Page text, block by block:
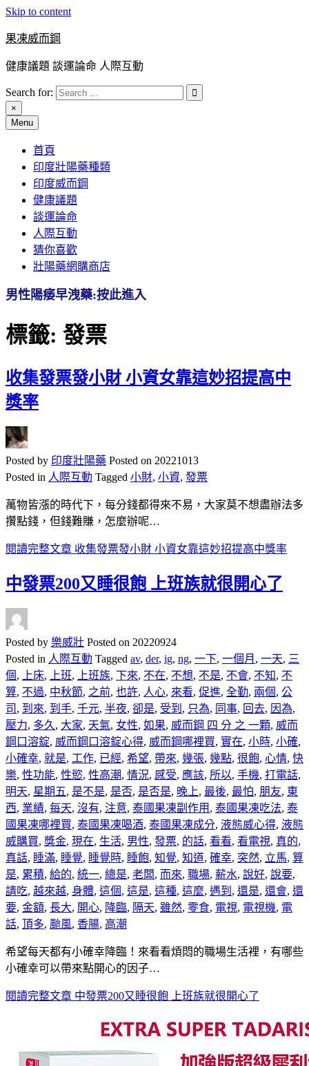
Skip to content
果凍威而鋼
健康議題 談運論命 人際互動
Search for:
×
Menu
首頁
印度壯陽藥種類
印度威而鋼
健康議題
談運論命
人際互動
猜你喜歡
壯陽藥網購商店
男性陽痿早洩藥:按此進入
標籤: 發票
收集發票發小財 小資女靠這妙招提高中
獎率
Posted by 印度壯陽藥 Posted on 20221013
Posted in 人際互動 Tagged 小財, 小資, 發票
萬物皆漲的時代下，每分錢都得來不易，大家莫不想盡辦法多
攢點錢，但錢難賺，怎麼辦呢…
閱讀完整文章 收集發票發小財 小資女靠這妙招提高中獎率
中發票200又睡很飽 上班族就很開心了
Posted by 樂威壯 Posted on 20220924
Posted in 人際互動 Tagged av, der, ig, ng, 一下, 一個月 , 一天, 三
個, 上床, 上班, 上班族, 下來, 不在, 不想, 不是, 不會, 不知, 不
算, 不過, 中秋節, 之前, 也許, 人心, 來看, 促進, 全勤, 兩個, 公
司 , 到來, 到手, 千元, 半夜, 卻是, 受到 , 只為, 同事, 回去, 因為,
壓力, 多久 , 大家, 天氣, 女性, 如果, 威而鋼 四 分 之 一顆, 威而
鋼口溶錠, 威而鋼口溶錠心得, 威而鋼哪裡買, 實在, 小時, 小確,
小確幸, 就是, 工作, 已經, 希望, 帶來, 幾張, 幾點, 很飽, 心情, 快
樂, 性功能, 性慾, 性高潮, 情況, 感受, 應該, 所以, 手機, 打電話,
明天, 星期五, 是不是, 是否, 是否是, 晚上, 最後, 最怕, 朋友, 東
西, 業績, 每天, 沒有, 注意, 泰國果凍副作用 , 泰國果凍吃法, 泰
國果凍哪裡買, 泰國果凍喝酒, 泰國果凍成分, 液態威心得, 液態
威購買, 獎金, 現在, 生活, 男性, 發票, 的話, 看看, 看電視, 真的,
真話, 睡滿, 睡覺, 睡覺時, 睡飽, 知覺, 知道, 確幸, 突然, 立馬, 算
是, 累積, 給的, 統一, 總是, 老闆, 而來, 職場, 薪水, 說好, 說要,
請吃, 越來越, 身體, 這個, 這是, 這種, 這麼, 遇到 , 還是, 還會, 還
要, 金額, 長大, 開心, 降臨, 隔天, 雖然, 零食, 電視, 電視機, 電
話, 頂多, 颱風, 香腸, 高潮
希望每天都有小確幸降臨！來看看煩悶的職場生活裡，有哪些
小確幸可以帶來點開心的因子…
閱讀完整文章 中發票200又睡很飽 上班族就很開心了